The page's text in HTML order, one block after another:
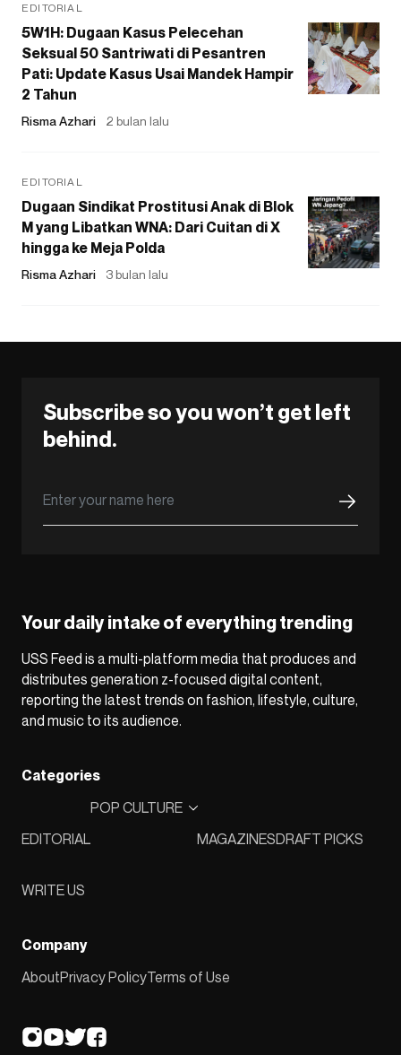
EDITORIAL
5W1H: Dugaan Kasus Pelecehan
Seksual 50 Santriwati di Pesantren
Pati: Update Kasus Usai Mandek Hampir
2 Tahun
Risma Azhari 2 bulan lalu
EDITORIAL
Dugaan Sindikat Prostitusi Anak di Blok
M yang Libatkan WNA: Dari Cuitan di X
hingga ke Meja Polda
Risma Azhari 3 bulan lalu
Subscribe so you won’t get left
behind.
Your daily intake of everything trending
USS Feed is a multi-platform media that produces and
distributes generation z-focused digital content,
reporting the latest trends on fashion, lifestyle, culture,
and music to its audience.
Categories
EDITORIAL
POP CULTURE
MAGAZINESDRAFT PICKS
WRITE US
Company
AboutPrivacy PolicyTerms of Use